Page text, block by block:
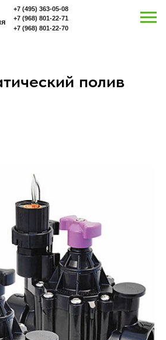
+7 (495) 363-05-08
+7 (968) 801-22-71
+7 (968) 801-22-70
полив